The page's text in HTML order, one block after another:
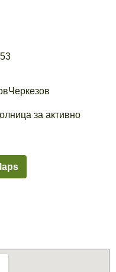
за активно